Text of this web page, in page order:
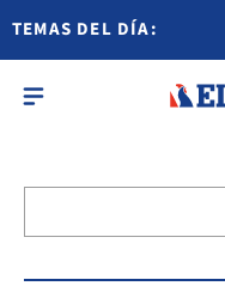
TEMAS DEL DÍA: